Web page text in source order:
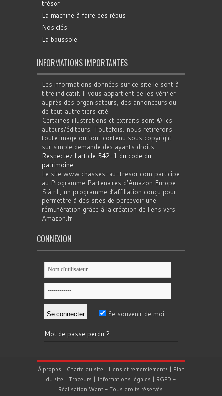
trésor
La machine à faire des rébus
Nos clés
La boussole
INFORMATIONS IMPORTANTES
Les informations données sur ce site le sont à
titre indicatif. Il vous appartient de les vérifier
auprès des organisateurs, des annonceurs ou
de tout autre tiers cité.
Certaines illustrations et extraits sont © les
auteurs/éditeurs. Toutefois, nous retirerons
toute image ou tout contenu sous copyright
sur simple demande des ayants droits.
Respectez l'article 542-1 du code du
patrimoine.
Le site www.chasses-au-tresor.com participe
au Programme Partenaires d’Amazon Europe
S.à r.l., un programme d’affiliation conçu pour
permettre à des sites de percevoir une
rémunération grâce à la création de liens vers
Amazon.fr
CONNEXION
Se souvenir de moi
Mot de passe perdu ?
À propos | Charte du site | Liens et remerciements | Plan
du site | Traceurs | Informations légales | RGPD -
Réalisation Want- Tous droits réservés.